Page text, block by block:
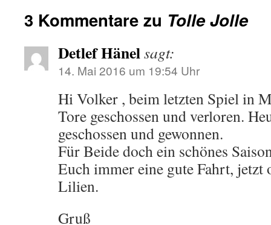
3 Kommentare zu Tolle Jolle
Detlef Hänelsagt:
14. Mai 2016 um 19:54 Uhr
Hi Volker , beim letzten Spiel in
Tore geschossen und verloren.
geschossen und gewonnen.
Für Beide doch ein schönes
Euch immer eine gute Fahrt, jetzt
Lilien.
Gruß